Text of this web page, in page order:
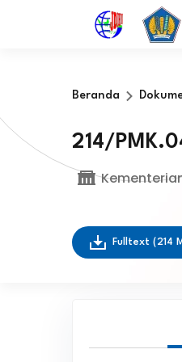
Beranda
214/
Fulltext (214